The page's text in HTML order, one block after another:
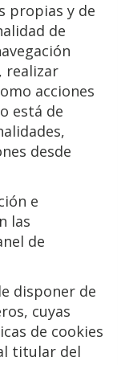
propias y de
de
realizar
acciones
está de
desde
e
las
de
disponer de
cuyas
de cookies
titular del